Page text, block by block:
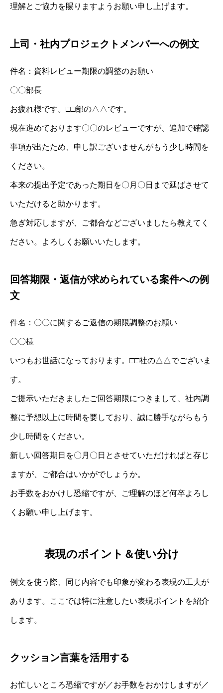
理解とご協力を賜りますようお願い申し上げます。
上司・社内プロジェクトメンバーへの例文
件名：資料レビュー期限の調整のお願い
〇〇部長
お疲れ様です。□□部の△△です。
現在進めております〇〇のレビューですが、追加で確認
事項が出たため、申し訳ございませんがもう少し時間を
ください。
本来の提出予定であった期日を〇月〇日まで延ばさせて
いただけると助かります。
急ぎ対応しますが、ご都合などございましたら教えてく
ださい。よろしくお願いいたします。
回答期限・返信が求められている案件への例
文
件名：〇〇に関するご返信の期限調整のお願い
〇〇様
いつもお世話になっております。□□社の△△でございま
す。
ご提示いただきましたご回答期限につきまして、社内調
整に予想以上に時間を要しており、誠に勝手ながらもう
少し時間をください。
新しい回答期日を〇月〇日とさせていただければと存じ
ますが、ご都合はいかがでしょうか。
お手数をおかけし恐縮ですが、ご理解のほど何卒よろし
くお願い申し上げます。
表現のポイント＆使い分け
例文を使う際、同じ内容でも印象が変わる表現の工夫が
あります。ここでは特に注意したい表現ポイントを紹介
します。
クッション言葉を活用する
お忙しいところ恐縮ですが／お手数をおかけしますが／